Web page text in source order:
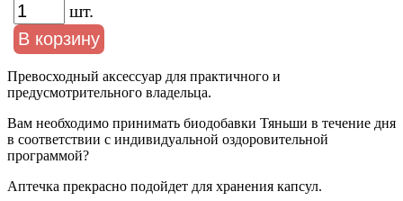
шт.
Превосходный аксессуар для практичного и
предусмотрительного владельца.
Вам необходимо принимать биодобавки Тяньши в течение дня
в соответствии с индивидуальной оздоровительной
программой?
Аптечка прекрасно подойдет для хранения капсул.